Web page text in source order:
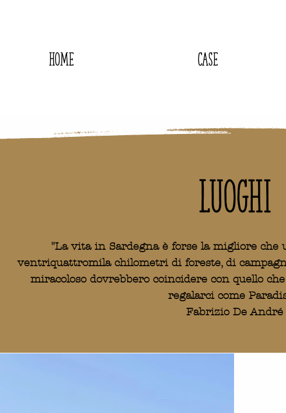
Home Case
Luoghi
"La vita in Sardegna è forse la migliore che
ventriquattromila chilometri di foreste, di
miracoloso dovrebbero coincidere con quello
regalarci come
Fabrizio De André